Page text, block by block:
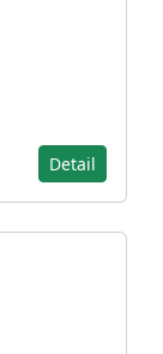
Detail